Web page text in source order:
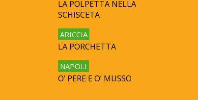
LA POLPETTA NELLA
SCHISCETA
ARICCIA
LA PORCHETTA
NAPOLI
O’ PERE E O’ MUSSO